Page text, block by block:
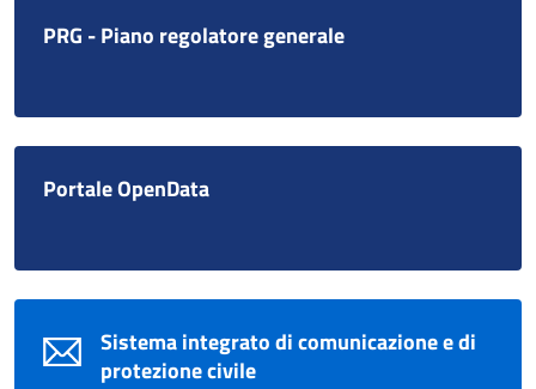
PRG - Piano regolatore generale
Portale OpenData
Sistema integrato di comunicazione e di
protezione civile